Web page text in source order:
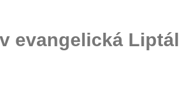
evangelická Liptál